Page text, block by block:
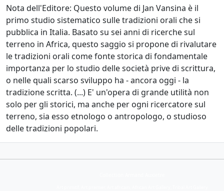
Nota dell'Editore: Questo volume di Jan Vansina è il
primo studio sistematico sulle tradizioni orali che si
pubblica in Italia. Basato su sei anni di ricerche sul
terreno in Africa, questo saggio si propone di rivalutare
le tradizioni orali come fonte storica di fondamentale
importanza per lo studio delle società prive di scrittura,
o nelle quali scarso sviluppo ha - ancora oggi - la
tradizione scritta. (...) E' un'opera di grande utilità non
solo per gli storici, ma anche per ogni ricercatore sul
terreno, sia esso etnologo o antropologo, o studioso
delle tradizioni popolari.